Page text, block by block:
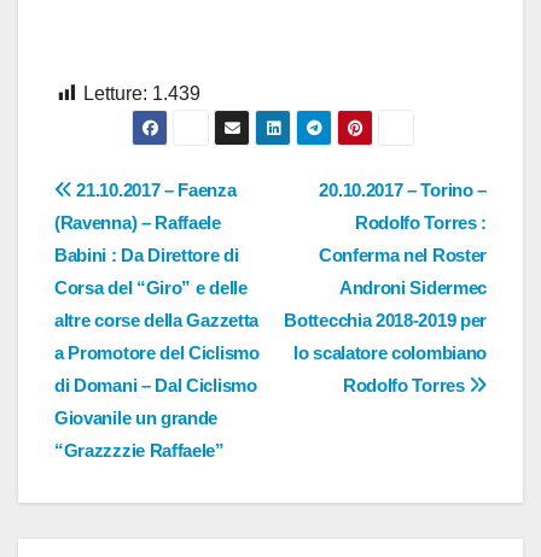
Letture: 1.439
Navigazione
articoli
20.10.2017 – Torino –
Rodolfo Torres :
Conferma nel Roster
Androni Sidermec
Bottecchia 2018-2019 per
lo scalatore colombiano
Rodolfo Torres
21.10.2017 – Faenza
(Ravenna) – Raffaele
Babini : Da Direttore di
Corsa del “Giro” e delle
altre corse della Gazzetta
a Promotore del Ciclismo
di Domani – Dal Ciclismo
Giovanile un grande
“Grazzzzie Raffaele”